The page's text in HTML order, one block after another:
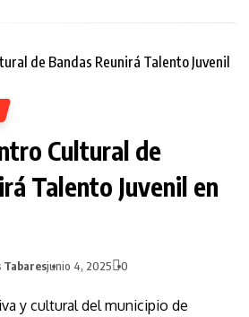
Cultural de
Talento Juvenil en
junio 4, 2025 0
y cultural del municipio de